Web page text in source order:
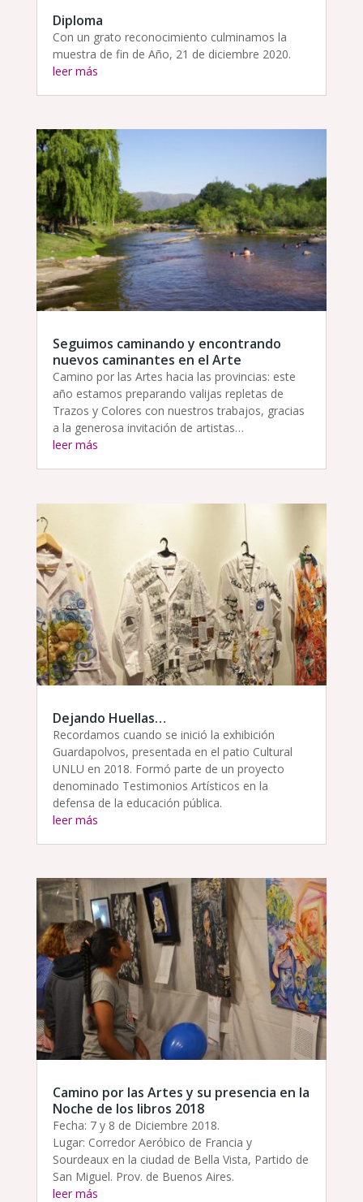
Diploma
Con un grato reconocimiento culminamos la
muestra de fin de Año, 21 de diciembre 2020.
leer más
Seguimos caminando y encontrando
nuevos caminantes en el Arte
Camino por las Artes hacia las provincias: este
año estamos preparando valijas repletas de
Trazos y Colores con nuestros trabajos, gracias
a la generosa invitación de artistas…
leer más
Dejando Huellas…
Recordamos cuando se inició la exhibición
Guardapolvos, presentada en el patio Cultural
UNLU en 2018. Formó parte de un proyecto
denominado Testimonios Artísticos en la
defensa de la educación pública.
leer más
Camino por las Artes y su presencia en la
Noche de los libros 2018
Fecha: 7 y 8 de Diciembre 2018.
Lugar: Corredor Aeróbico de Francia y
Sourdeaux en la ciudad de Bella Vista, Partido de
San Miguel. Prov. de Buenos Aires.
leer más